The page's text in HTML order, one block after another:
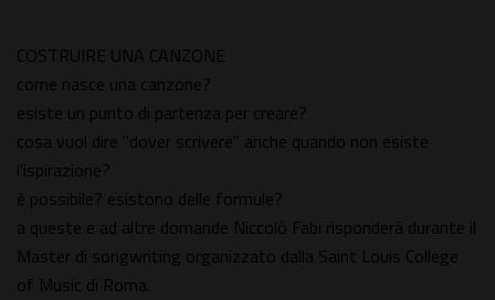
COSTRUIRE UNA CANZONE
come nasce una canzone?
esiste un punto di partenza per creare?
cosa vuol dire "dover scrivere" anche quando non esiste
l'ispirazione?
è possibile? esistono delle formule?
a queste e ad altre domande Niccolò Fabi risponderà durante il
Master di songwriting organizzato dalla Saint Louis College
of Music di Roma.